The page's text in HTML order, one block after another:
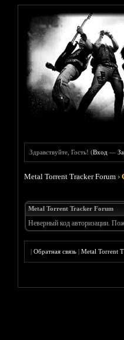
Здравствуйте, Гость! (Вход —
Metal Torrent Tracker Forum ›
Metal Torrent Tracker Forum
Неверный код авторизации.
|Обратная связь |Metal Torrent